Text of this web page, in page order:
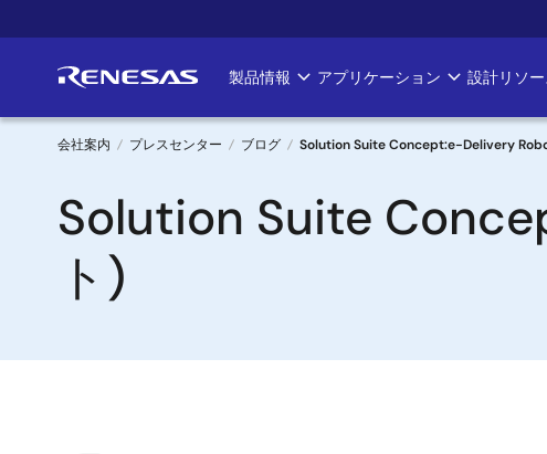
イ
ン
Main
navigation
製品情報 アプリケーション 設計リソー
パ
ン
く
会社案内 プレスセンター ブログ Solution Suite Concept:e-Delivery
Solution Suite
ト)